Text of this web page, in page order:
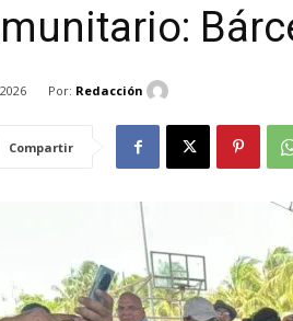
Por: Redacción
Compartir